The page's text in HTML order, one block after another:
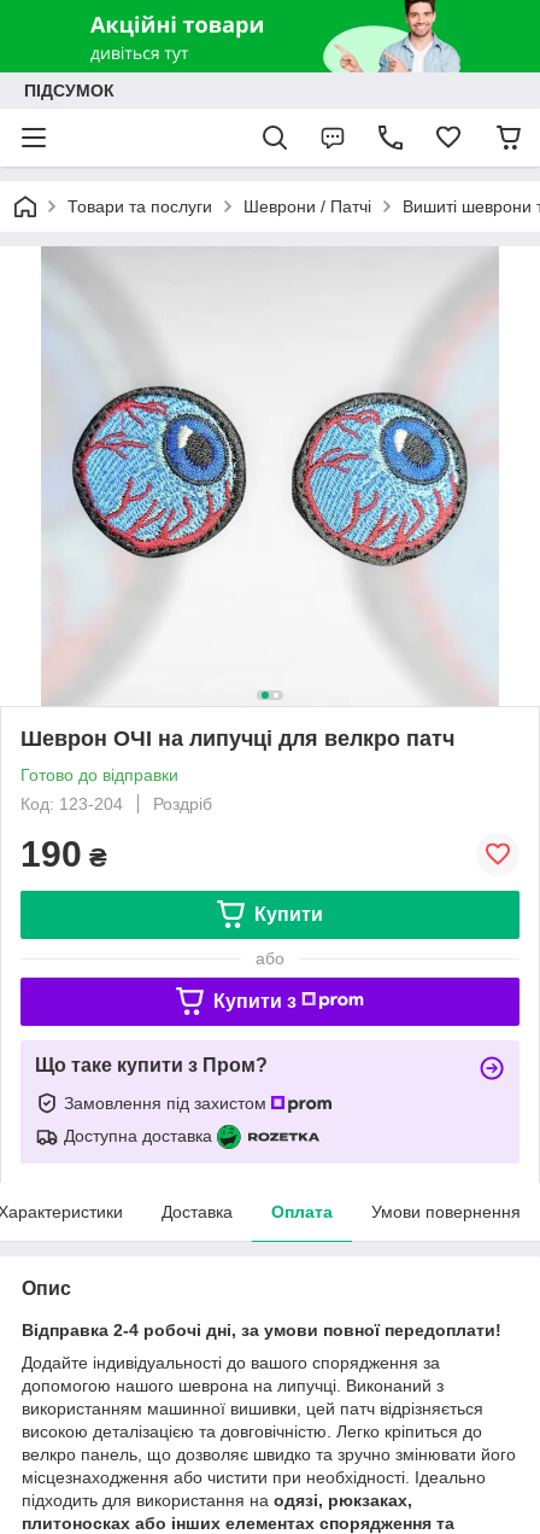
ПІДСУМОК
Товари та послуги Шеврони / Патчі Вишиті шеврони
Шеврон ОЧІ на липучці для велкро патч
Готово до відправки
Код: 123-204
Роздріб
190 ₴
Купити
або
Купити з
Що таке купити з Пром?
Замовлення під захистом
Доступна доставка
Доставка Оплата Умови повернення
Опис
Відправка 2-4 робочі дні, за умови повної передоплати!
Додайте індивідуальності до вашого спорядження за
допомогою нашого шеврона на липучці. Виконаний з
використанням машинної вишивки, цей патч відрізняється
високою деталізацією та довговічністю. Легко кріпиться до
велкро панель, що дозволяє швидко та зручно змінювати його
місцезнаходження або чистити при необхідності. Ідеально
підходить для використання на одязі, рюкзаках,
плитоносках або інших елементах спорядження та